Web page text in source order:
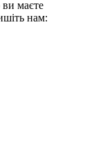
маєте
нам: